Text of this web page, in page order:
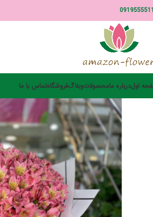
اولدرباره مامحصولاتوبلاگفروشگاهتماس با ما